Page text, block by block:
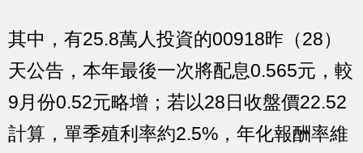
其中，有25.8萬人投資的00918昨（28）
天公告，本年最後一次將配息0.565元，較
9月份0.52元略增；若以28日收盤價22.52
計算，單季殖利率約2.5%，年化報酬率維